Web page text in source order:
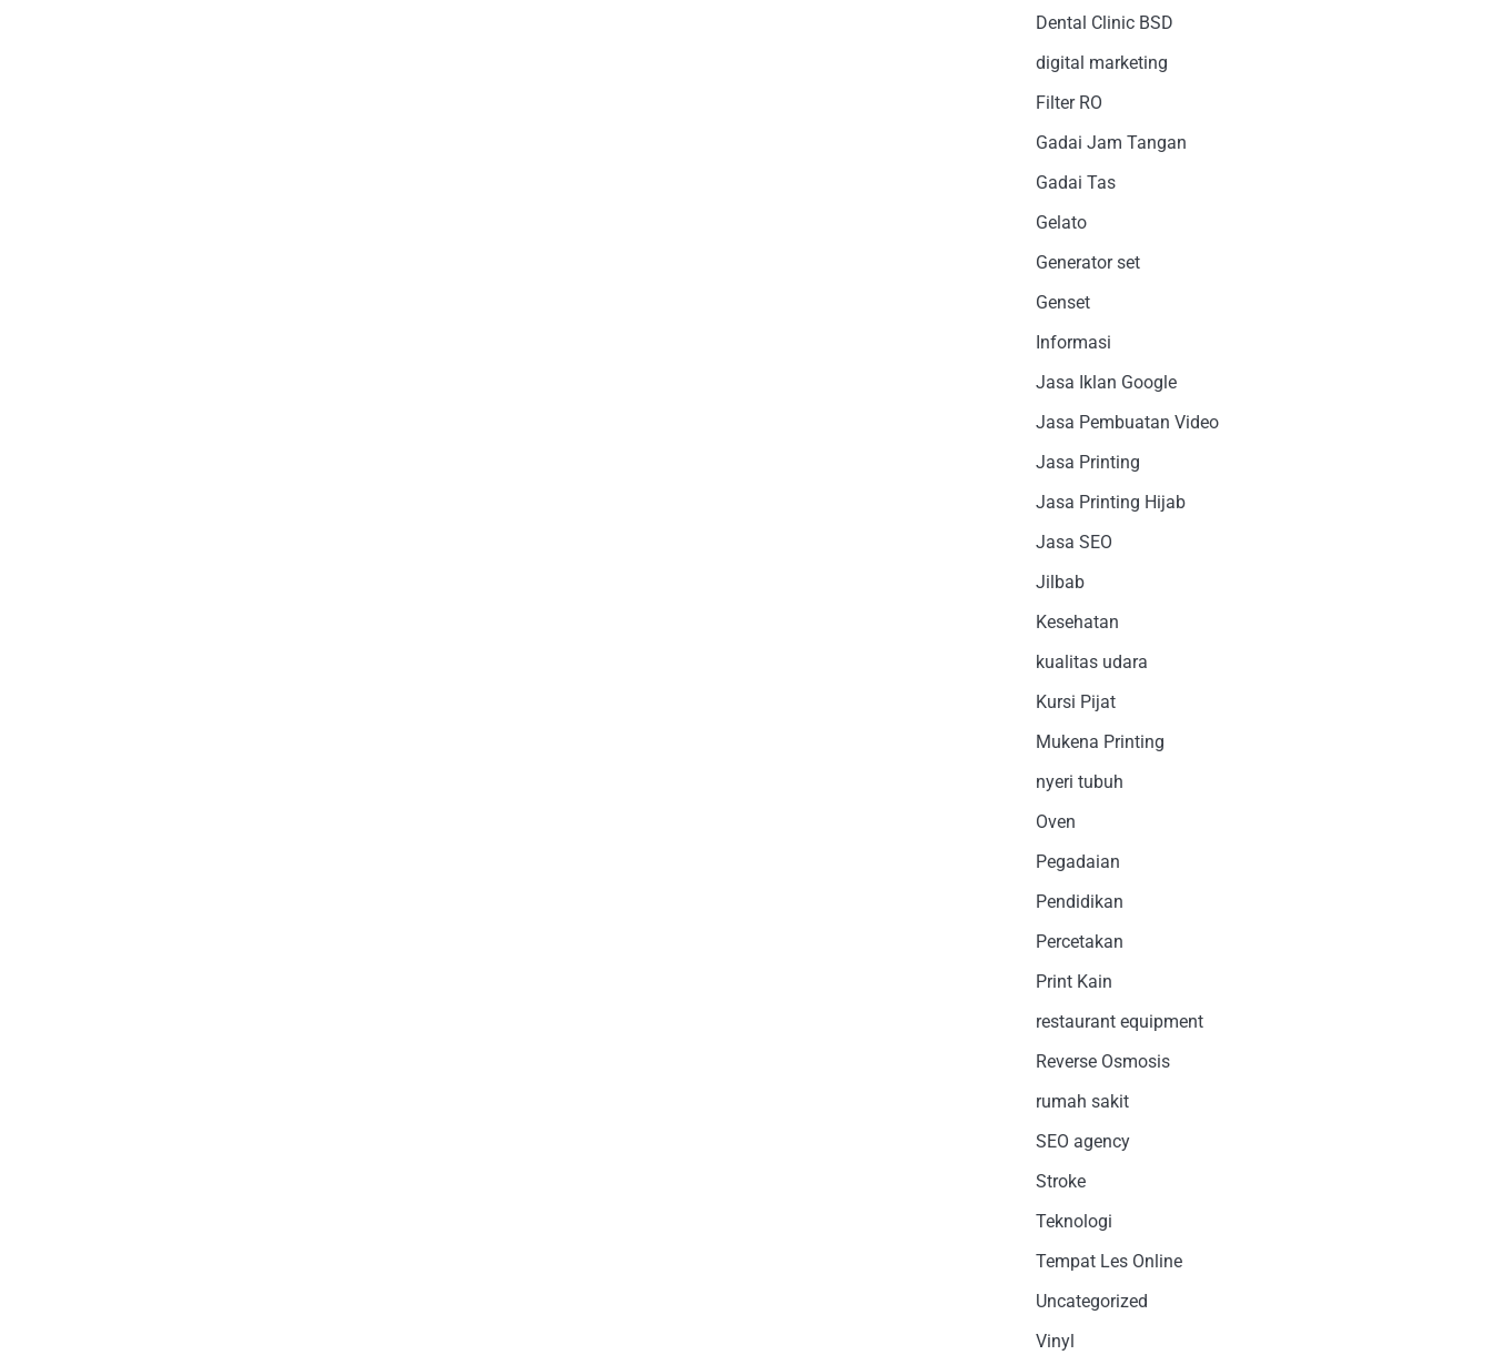
Dental Clinic BSD
digital marketing
Filter RO
Gadai Jam Tangan
Gadai Tas
Gelato
Generator set
Genset
Informasi
Jasa Iklan Google
Jasa Pembuatan Video
Jasa Printing
Jasa Printing Hijab
Jasa SEO
Jilbab
Kesehatan
kualitas udara
Kursi Pijat
Mukena Printing
nyeri tubuh
Oven
Pegadaian
Pendidikan
Percetakan
Print Kain
restaurant equipment
Reverse Osmosis
rumah sakit
SEO agency
Stroke
Teknologi
Tempat Les Online
Uncategorized
Vinyl